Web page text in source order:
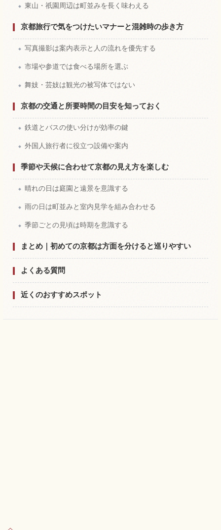
東山・祇園周辺は町並みを長く味わえる
京都旅行で気をつけたいマナーと混雑時の歩き方
写真撮影は案内表示と人の流れを優先する
市場や参道では食べる場所を選ぶ
舞妓・芸妓は観光の被写体ではない
京都の交通と所要時間の目安を知っておく
鉄道とバスの使い分けが効率の鍵
外国人旅行者に役立つ設備や案内
季節や天候に合わせて京都の見え方を楽しむ
晴れの日は庭園と遠景を意識する
雨の日は町並みと室内見学を組み合わせる
季節ごとの見頃は時期を意識する
まとめ｜初めての京都は方面を分けると巡りやすい
よくある質問
近くのおすすめスポット